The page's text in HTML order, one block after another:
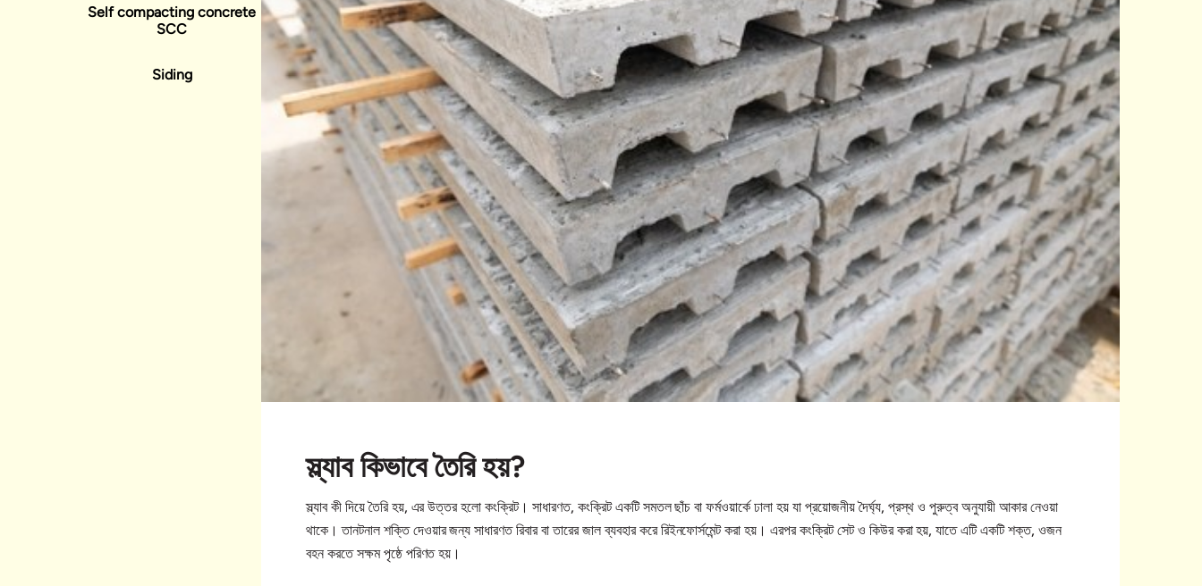
Self compacting concrete
SCC
Siding
স্ল্যাব কিভাবে তৈরি হয়?
স্ল্যাব কী দিয়ে তৈরি হয়, এর উত্তর হলো কংক্রিট। সাধারণত, কংক্রিট একটি সমতল ছাঁচ বা ফর্মওয়ার্কে ঢালা হয় যা প্রয়োজনীয় দৈর্ঘ্য, প্রস্থ ও পুরুত্ব অনুযায়ী আকার নেওয়া
থাকে। তানটনাল শক্তি দেওয়ার জন্য সাধারণত রিবার বা তারের জাল ব্যবহার করে রিইনফোর্সমেন্ট করা হয়। এরপর কংক্রিট সেট ও কিউর করা হয়, যাতে এটি একটি শক্ত, ওজন
বহন করতে সক্ষম পৃষ্ঠে পরিণত হয়।